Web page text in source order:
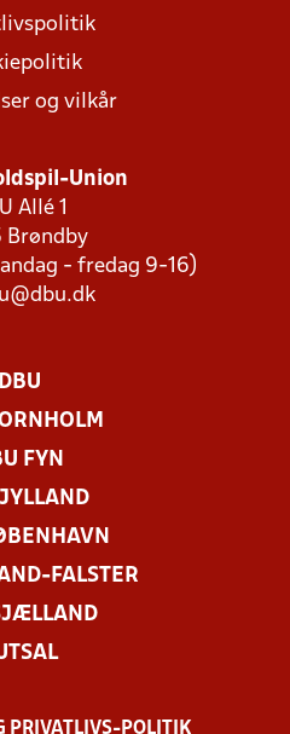
og vilkår
Union
Allé 1
Brøndby
- fredag 9-16)
DBU
FYN
FALSTER
PRIVATLIVS-POLITIK